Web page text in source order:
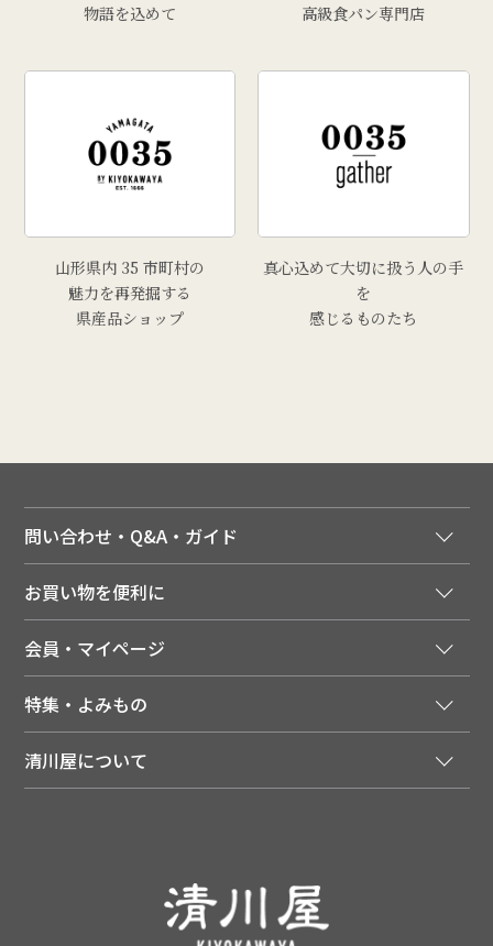
物語を込めて
高級食パン専門店
山形県内 35 市町村の
魅力を再発掘する
県産品ショップ
真心込めて大切に扱う人の手
を
感じるものたち
問い合わせ・Q&A・ガイド
ご利用ガイド
領収書について
送料について
配達日について
返品について
よくあるご質問（FAQ）
あんしんの品質保証について（産直品）
お買い物を便利に
季節のカタログを無料でお届け
店舗・ECポイント共通アプリ
LINEお友だち登録
会員・マイページ
会員特典について
注文履歴
特集・よみもの
メディア掲載商品
清川屋のレビューを見る
清川屋について